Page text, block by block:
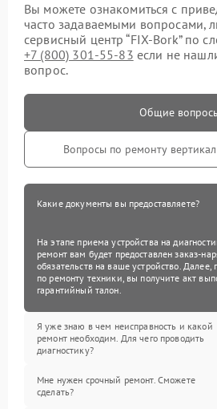
Вы можете ознакомиться с
часто задаваемыми вопросами,
сервисный центр “FIX-Bork” по
+7 (800) 301-55-83 если не
вопрос.
Общие
Вопросы по ремонту
Какие документы вы предоставляете?
На этапе приема устройства на
ремонт вам будет предоставлен заказ-
обязательств на ваше устройство.
по ремонту техники, вы получите акт
гарантийный талон.
Я уже знаю в чем неисправность и какой
ремонт необходим. Для чего проводить
диагностику?
Мне нужен срочный ремонт. Сможете
сделать?